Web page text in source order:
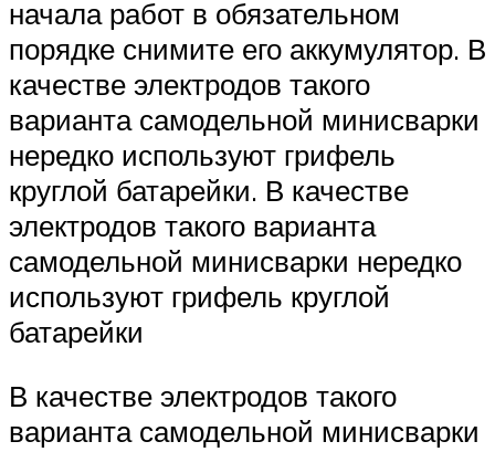
начала работ в обязательном
порядке снимите его аккумулятор. В
качестве электродов такого
варианта самодельной минисварки
нередко используют грифель
круглой батарейки. В качестве
электродов такого варианта
самодельной минисварки нередко
используют грифель круглой
батарейки
В качестве электродов такого
варианта самодельной минисварки